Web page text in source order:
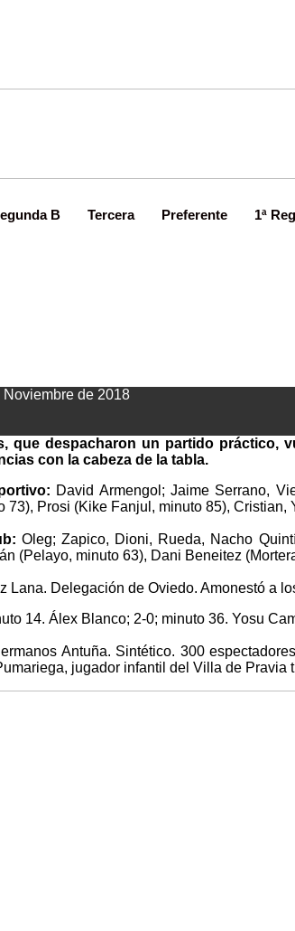
B Tercera Preferente 1ª
Noviembre de 2018
que despacharon un partido práctico,
con la cabeza de la tabla.
David Armengol; Jaime Serrano,
73), Prosi (Kike Fanjul, minuto 85),
Oleg; Zapico, Dioni, Rueda, Nacho
(Pelayo, minuto 63), Dani Beneitez
Lana. Delegación de Oviedo. Amonestó a
14. Álex Blanco; 2-0; minuto 36. Yosu
Antuña. Sintético. 300
jugador infantil del Villa de Pravia